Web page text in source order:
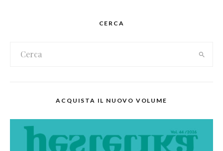
CERCA
ACQUISTA IL NUOVO VOLUME